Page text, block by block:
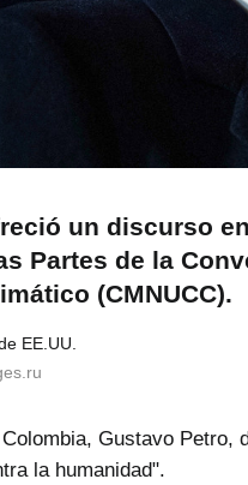
un discurso
Partes de la
(CMNUCC).
EE.UU.
Gustavo Petro,
la humanidad".